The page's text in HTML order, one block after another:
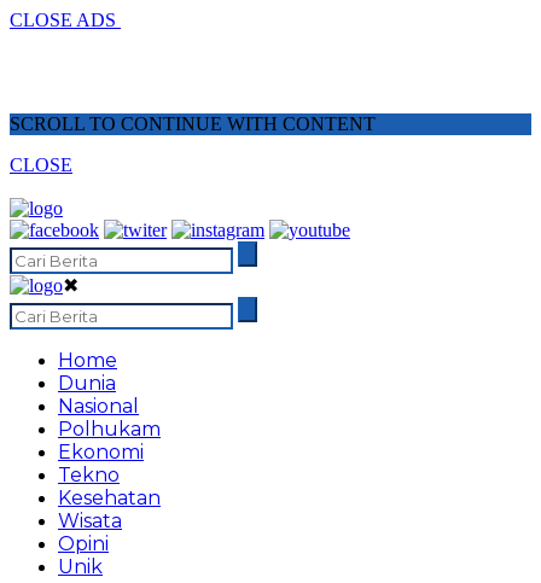
CLOSE ADS
SCROLL TO CONTINUE WITH CONTENT
CLOSE
✖
Home
Dunia
Nasional
Polhukam
Ekonomi
Tekno
Kesehatan
Wisata
Opini
Unik